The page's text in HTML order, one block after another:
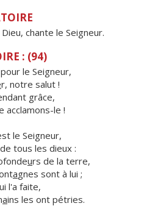
chante le Seigneur.
: (94)
le Seigneur,
r, notre salut !
grâce,
acclamons-le !
le Seigneur,
tous les dieux :
urs de la terre,
agnes sont à lui ;
l'a faite,
ains les ont pétries.